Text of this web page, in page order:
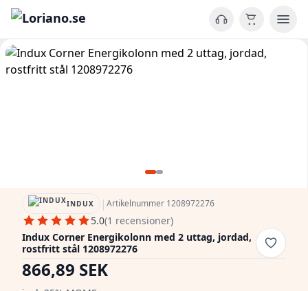
INDUX | Artikelnummer 1208972276
5.0(1 recensioner)
Indux Corner Energikolonn med 2 uttag, jordad,
rostfritt stål 1208972276
866,89 SEK